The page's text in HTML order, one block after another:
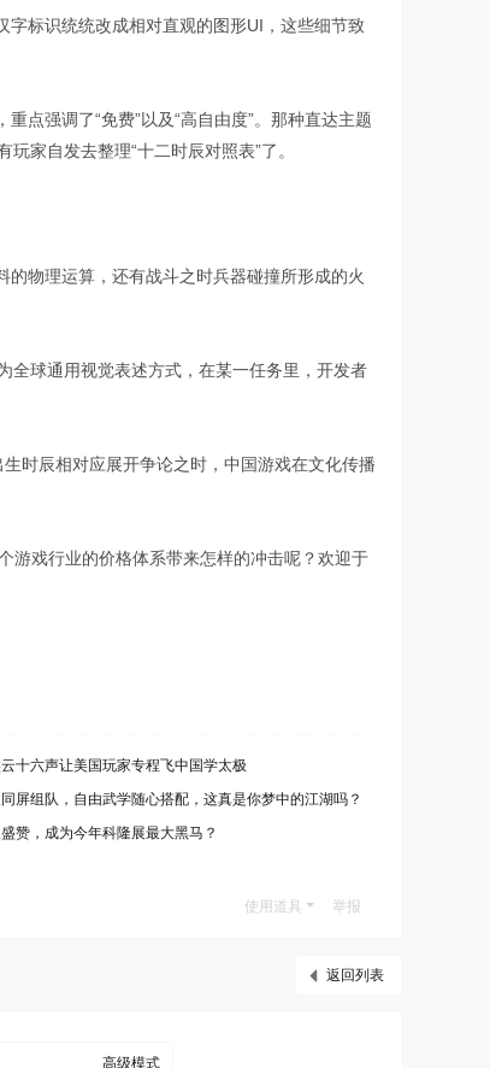
字标识统统改成相对直观的图形UI，这些细节致
点强调了“免费”以及“高自由度”。那种直达主题
家自发去整理“十二时辰对照表”了。
物理运算，还有战斗之时兵器碰撞所形成的火
全球通用视觉表述方式，在某一任务里，开发者
时辰相对应展开争论之时，中国游戏在文化传播
游戏行业的价格体系带来怎样的冲击呢？欢迎于
十六声让美国玩家专程飞中国学太极
屏组队，自由武学随心搭配，这真是你梦中的江湖吗？
赞，成为今年科隆展最大黑马？
使用道具 举报
返回列表
高级模式